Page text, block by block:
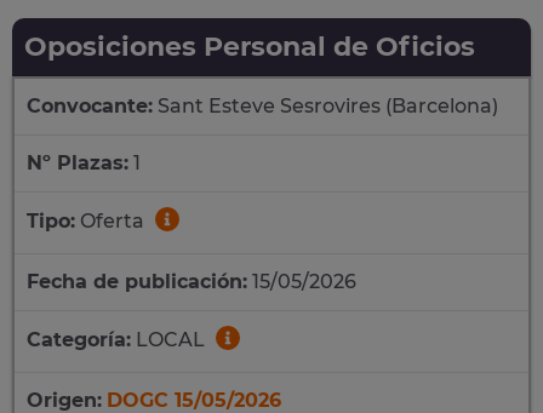
Oposiciones Personal de Oficios
Convocante: Sant Esteve Sesrovires (Barcelona)
Nº Plazas: 1
Tipo: Oferta
Fecha de publicación: 15/05/2026
Categoría: LOCAL
Origen: DOGC 15/05/2026